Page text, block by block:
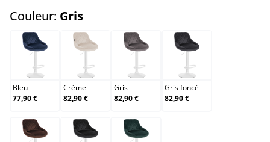
Couleur: Grisselect
Bleu
Bleu
77,90 €
Crème
Crème
82,90 €
Gris
Gris
82,90 €
Gris foncé
Gris foncé
82,90 €